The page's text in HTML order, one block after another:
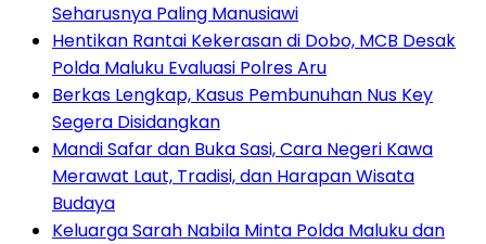
Seharusnya Paling Manusiawi
Hentikan Rantai Kekerasan di Dobo, MCB Desak
Polda Maluku Evaluasi Polres Aru
Berkas Lengkap, Kasus Pembunuhan Nus Key
Segera Disidangkan
Mandi Safar dan Buka Sasi, Cara Negeri Kawa
Merawat Laut, Tradisi, dan Harapan Wisata
Budaya
Keluarga Sarah Nabila Minta Polda Maluku dan